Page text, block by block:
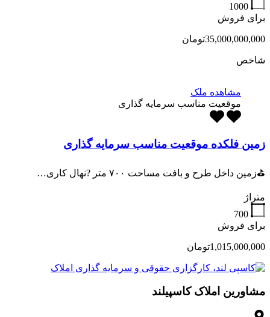
1000
برای فروش
35,000,000,000تومان
شاخص
مشاهده ملک
موقعیت مناسب سرمایه گذاری
زمین فلکده موقعیت مناسب سرمایه گذاری
⛳زمین داخل طرح و بافت مساحت ۷۰۰ متر ?نهال کاری…
متراژ
700
برای فروش
1,015,000,000تومان
مشاورین املاک کاسپیلند